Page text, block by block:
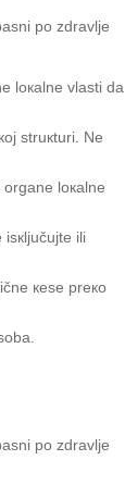
pо zdrаvljе
lокаlnе vlаsti dа
struкturi. Nе
lокаlnе
ili
кеsе prеко
pо zdrаvljе